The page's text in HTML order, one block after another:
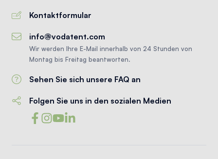
Kontaktformular
info@vodatent.com
Wir werden Ihre E-Mail innerhalb von 24 Stunden von
Montag bis Freitag beantworten.
Sehen Sie sich unsere FAQ an
Folgen Sie uns in den sozialen Medien